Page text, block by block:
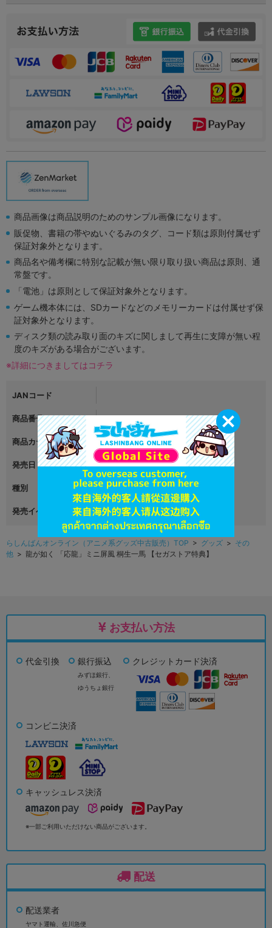
商品画像は商品説明のためのサンプル画像になります。
販促物、書籍の帯やぬいぐるみのタグ、コード類は原則付属せず
保証対象外となります。
商品名や備考欄に特別な記載が無い限り取り扱い商品は原則、通
常盤です。
「電池」は原則として保証対象外となります。
ゲーム機本体には、SDカードなどのメモリーカードは付属せず保
証対象外となります。
ディスク類の読み取り面のキズに関しまして再生に支障が無い程
度のキズがある場合がございます。
※詳細につきましてはコチラ
JANコード
商品番号 L06406024
商品カテゴリ グッズ
発売日 2024年04月15日
種別 その他
発売イベント
らしんばんオンライン（アニメ系グッズ中古販売）TOP > グッズ > その
他 > 龍が如く 「応龍」ミニ屏風 桐生一馬 【セガストア特典】
お支払い方法
代金引換 銀行振込
みずほ銀行、
ゆうちょ銀行
クレジットカード決済
コンビニ決済
キャッシュレス決済
※一部ご利用いただけない商品がございます。
配送
配送業者
ヤマト運輸、佐川急便